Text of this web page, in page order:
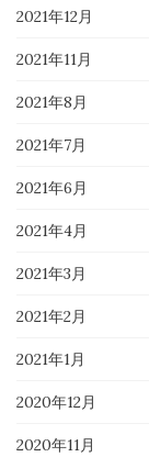
2021年12月
2021年11月
2021年8月
2021年7月
2021年6月
2021年4月
2021年3月
2021年2月
2021年1月
2020年12月
2020年11月